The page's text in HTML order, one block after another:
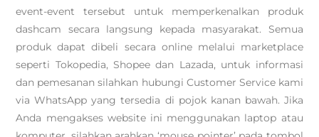
event-event tersebut untuk memperkenalkan produk
dashcam secara langsung kepada masyarakat. Semua
produk dapat dibeli secara online melalui marketplace
seperti Tokopedia, Shopee dan Lazada, untuk informasi
dan pemesanan silahkan hubungi Customer Service kami
via WhatsApp yang tersedia di pojok kanan bawah. Jika
Anda mengakses website ini menggunakan laptop atau